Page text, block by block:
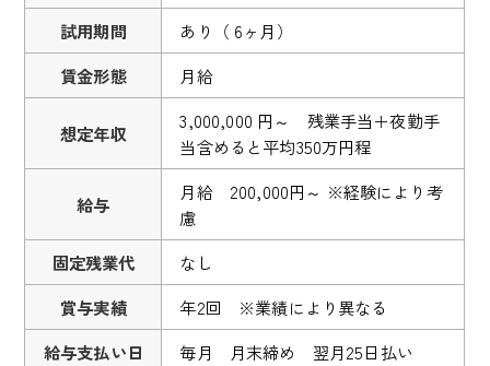
試用期間
あり（ 6ヶ月）
賃金形態
月給
想定年収
3,000,000 円～ 残業手当＋夜勤手
当含めると平均350万円程
給与
月給 200,000円～ ※経験により考
慮
固定残業代
なし
賞与実績
年2回 ※業績により異なる
給与支払い日
毎月 月末締め 翌月25日払い